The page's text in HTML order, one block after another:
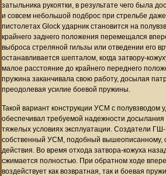
затыльника рукоятки, в результате чего была
и совсем небольшой подброс при стрельбе
пистолетах Glock ударник становится на
крайнего заднего положения перемещался
выброса стреляной гильзы или отведении его
останавливается шепталом, когда затвору-
малое расстояние до крайнего переднего
пружина заканчивала свою работу, досылая
преодолевая усилие боевой пружины.
Такой вариант конструкции УСМ с полувзводом
обеспечивал требуемой надежности досылания
тяжелых условиях эксплуатации. Создатели
собственный УСМ, подобный вышеописанному,
действия. Во время отхода затвора-кожуха
сжимается полностью. При обратном ходе
воздействует как возвратная, так и боевая